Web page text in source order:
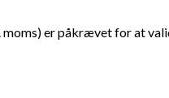
er påkrævet for at